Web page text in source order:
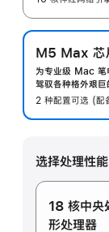
M5 Max 芯
为专业级 Mac 笔
驾驭各种格外艰巨
2 种配置可选 (配
选择处理性能
18 核中央
形处理器